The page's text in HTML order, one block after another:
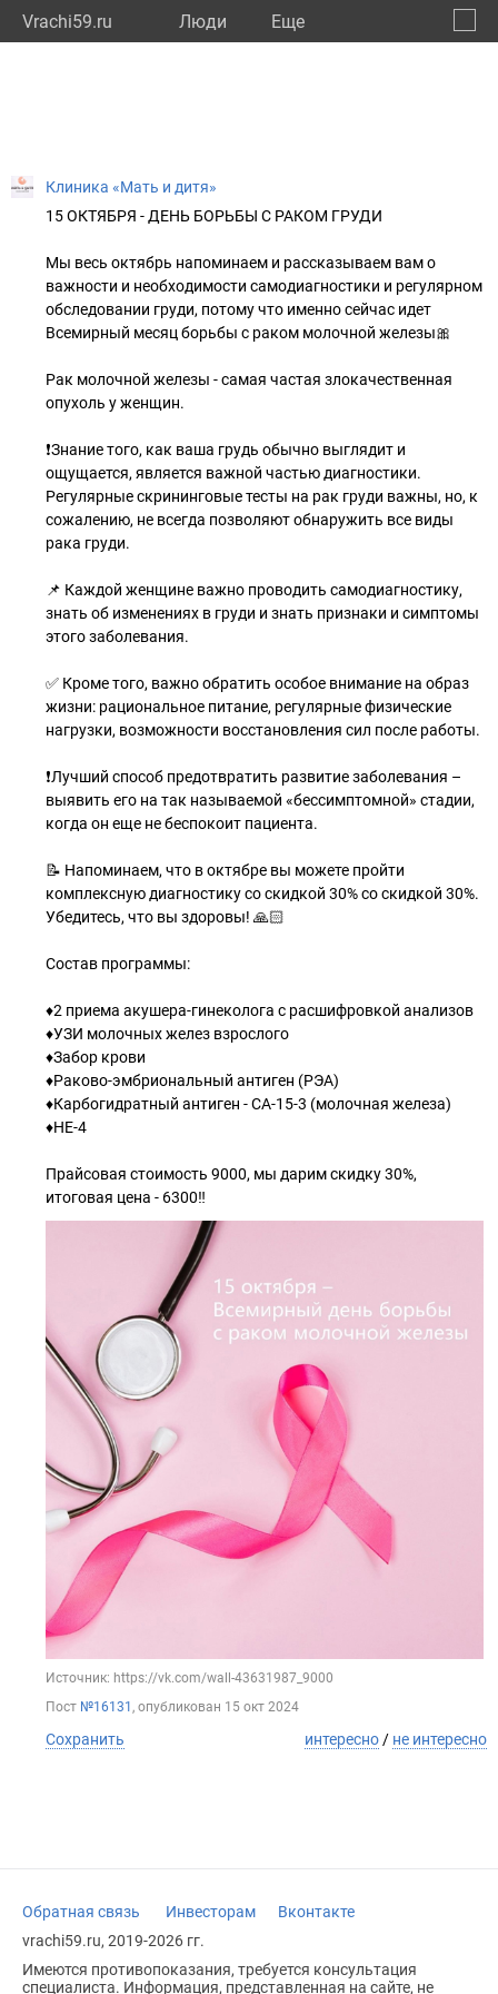
Vrachi59.ru Люди Eще
Клиника «Мать и дитя»
15 ОКТЯБРЯ - ДЕНЬ БОРЬБЫ С РАКОМ ГРУДИ
Мы весь октябрь напоминаем и рассказываем вам о
важности и необходимости самодиагностики и регулярном
обследовании груди, потому что именно сейчас идет
Всемирный месяц борьбы с раком молочной железы🎀
Рак молочной железы - самая частая злокачественная
опухоль у женщин.
❗Знание того, как ваша грудь обычно выглядит и
ощущается, является важной частью диагностики.
Регулярные скрининговые тесты на рак груди важны, но, к
сожалению, не всегда позволяют обнаружить все виды
рака груди.
📌 Каждой женщине важно проводить самодиагностику,
знать об изменениях в груди и знать признаки и симптомы
этого заболевания.
✅ Кроме того, важно обратить особое внимание на образ
жизни: рациональное питание, регулярные физические
нагрузки, возможности восстановления сил после работы.
❗Лучший способ предотвратить развитие заболевания –
выявить его на так называемой «бессимптомной» стадии,
когда он еще не беспокоит пациента.
📝 Напоминаем, что в октябре вы можете пройти
комплексную диагностику со скидкой 30% со скидкой 30%.
Убедитесь, что вы здоровы! 🙏🏻
Состав программы:
♦2 приема акушера-гинеколога с расшифровкой анализов
♦УЗИ молочных желез взрослого
♦Забор крови
♦Раково-эмбриональный антиген (РЭА)
♦Карбогидратный антиген - СА-15-3 (молочная железа)
♦НЕ-4
Прайсовая стоимость 9000, мы дарим скидку 30%,
итоговая цена - 6300‼
Источник: https://vk.com/wall-43631987_9000
Пост №16131 , опубликован 15 окт 2024
Сохранить интересно / не интересно
Обратная связь Инвесторам
Вконтакте
vrachi59.ru, 2019-2026 гг.
Имеются противопоказания, требуется консультация
специалиста. Информация, представленная на сайте, не